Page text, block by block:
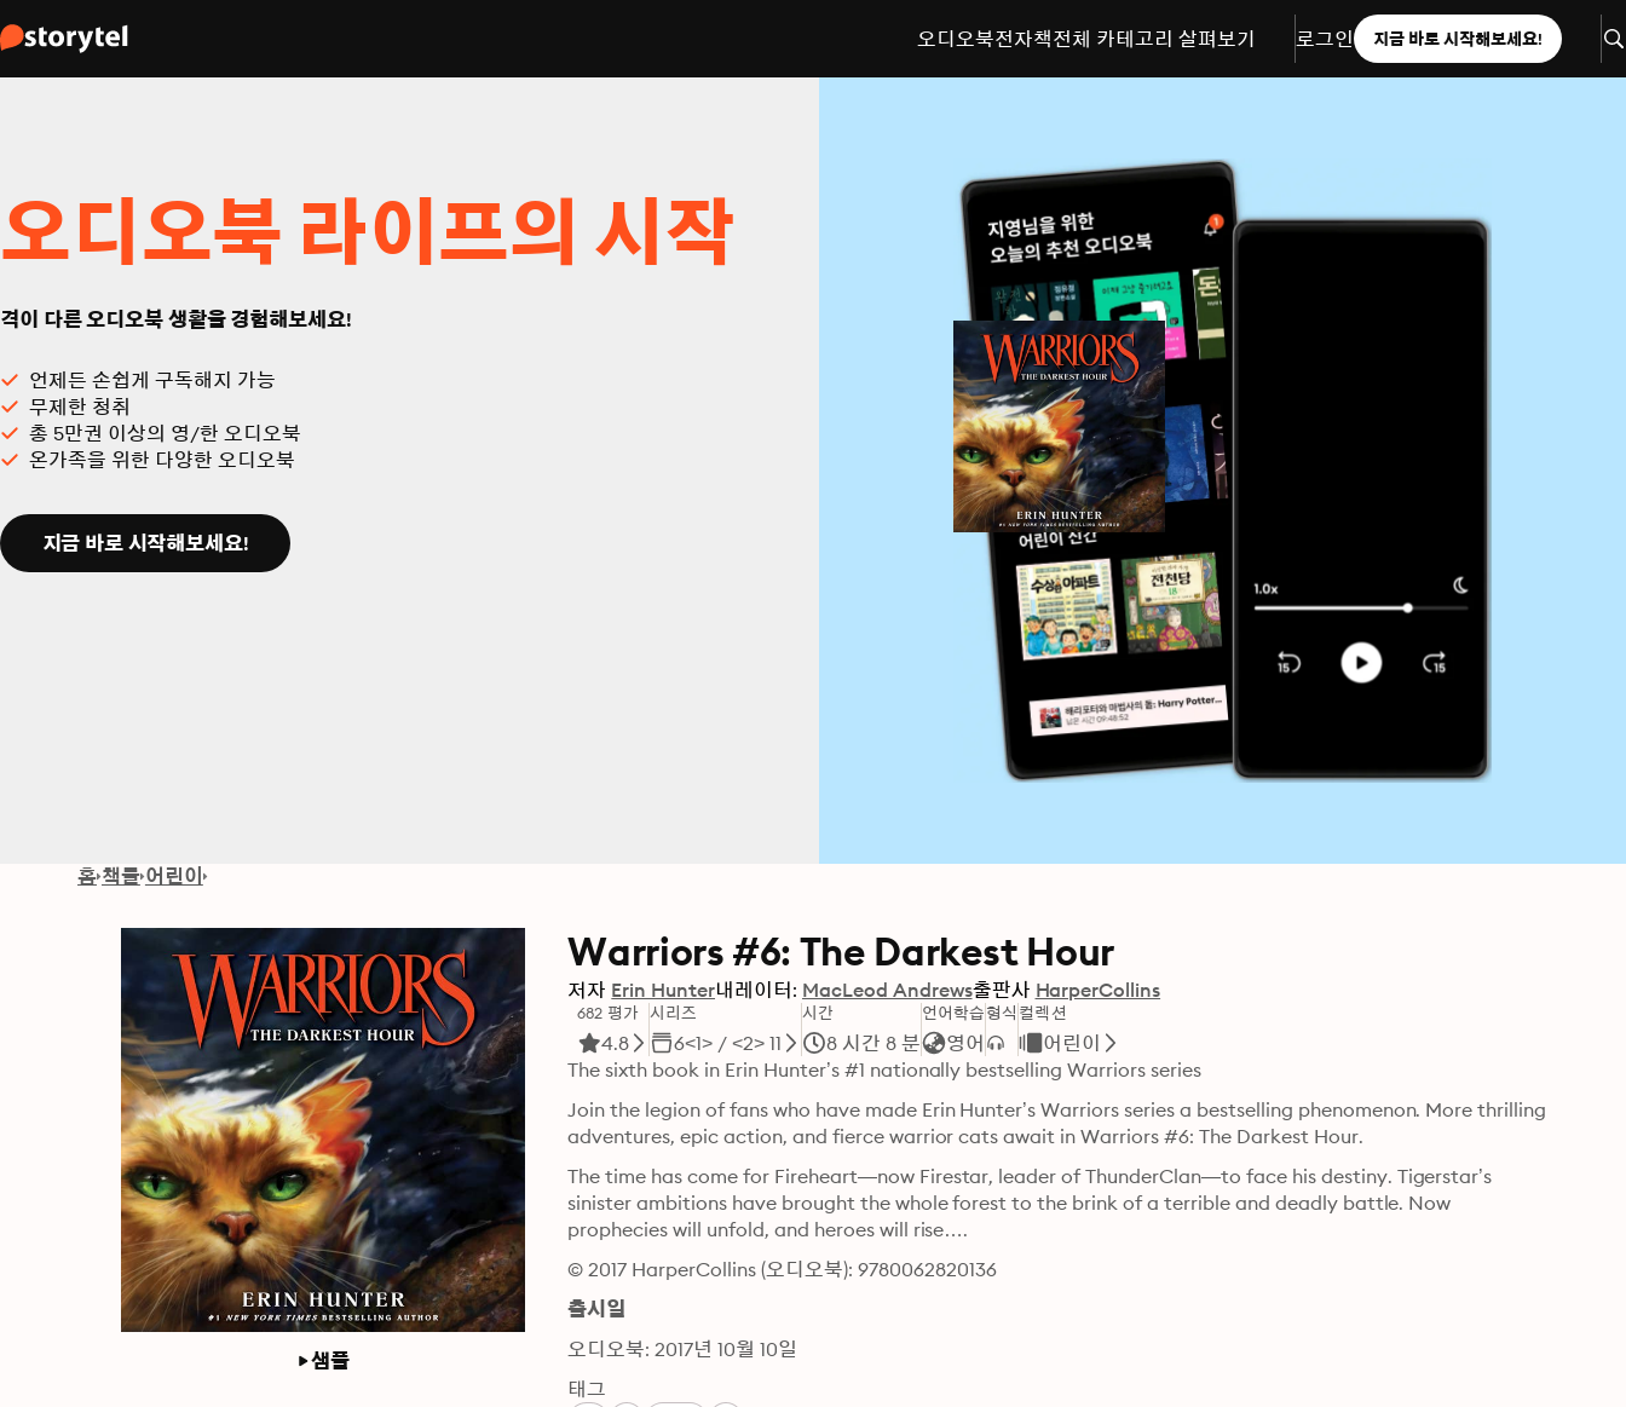
오디오북전자책전체 카테고리 살펴보기 로그인 지금 바로 시작해보세요!
오디오북 라이프의 시작
격이 다른 오디오북 생활을 경험해보세요!
언제든 손쉽게 구독해지 가능
무제한 청취
총 5만권 이상의 영/한 오디오북
온가족을 위한 다양한 오디오북
지금 바로 시작해보세요!
홈 책들 어린이
샘플
Warriors #6: The Darkest Hour
저자 Erin Hunter내레이터: MacLeod Andrews출판사 HarperCollins
682 평가
4.8
시리즈
6<1> / <2> 11
시간
8 시간 8 분
언어학습
영어
형식 컬렉션
어린이
The sixth book in Erin Hunter’s #1 nationally bestselling Warriors series
Join the legion of fans who have made Erin Hunter’s Warriors series a bestselling phenomenon. More thrilling
adventures, epic action, and fierce warrior cats await in Warriors #6: The Darkest Hour.
The time has come for Fireheart—now Firestar, leader of ThunderClan—to face his destiny. Tigerstar’s
sinister ambitions have brought the whole forest to the brink of a terrible and deadly battle. Now
prophecies will unfold, and heroes will rise….
© 2017 HarperCollins (오디오북): 9780062820136
출시일
오디오북: 2017년 10월 10일
태그